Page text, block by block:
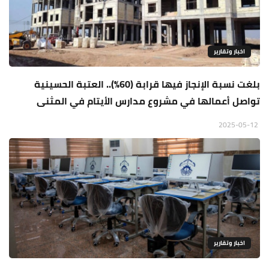
اخبار وتقارير
بلغت نسبة الإنجاز فيها قرابة (60%).. العتبة الحسينية
تواصل أعمالها في مشروع مدارس الأيتام في المثنى
اخبار وتقارير